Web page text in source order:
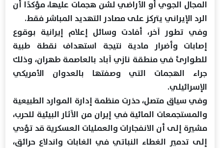
المجال الجوي أو الأراضي لشن هجمات عليها، مؤكدًا أن
الرد الإيراني يتركز على مصادر التهديد المباشر فقط.
وفي تطور آخر، أفادت وسائل إعلام إيرانية بوقوع
إصابات وأضرار مادية نتيجة استهداف نقطة طبية
للطوارئ في منطقة نازي آباد بالعاصمة طهران، وذلك
جراء الهجمات التي وصفتها بالعدوان الأمريكي
الإسرائيلي.
وفي سياق متصل، حذرت منظمة إدارة الموارد الطبيعية
والمستجمعات المائية في إيران من الآثار البيئية للحرب،
مشيرة إلى أن الانفجارات والعمليات العسكرية قد تؤدي
إلى تدمير الغطاء النباتي في الغابات واندلاع حرائق،